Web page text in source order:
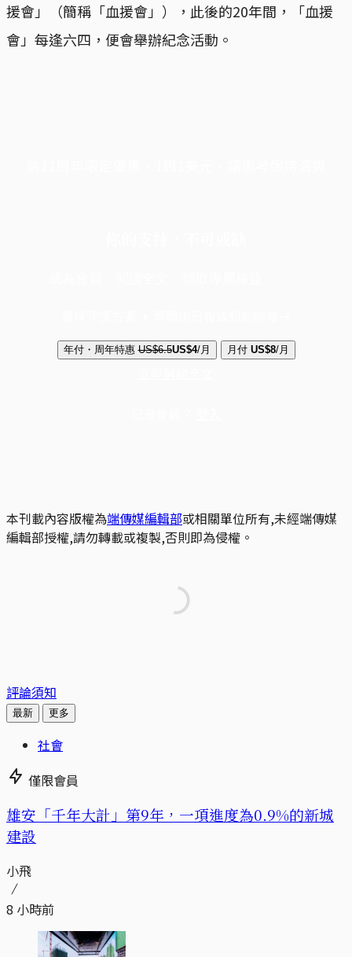
援會」（簡稱「血援會」），此後的20年間，「血援
會」每逢六四，便會舉辦紀念活動。
年付・周年特惠 US$6.5US$4/月 月付 US$8/月
本刊載內容版權為端傳媒編輯部或相關單位所有,未經端傳媒
編輯部授權,請勿轉載或複製,否則即為侵權。
評論須知
最新 更多
社會
僅限會員
​​雄安「千年大計」第9年，一項進度為0.9%的新城
建設
小飛
8 小時前